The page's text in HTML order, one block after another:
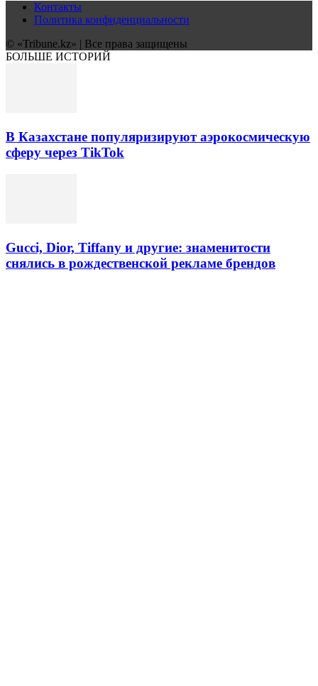
Контакты
Политика конфиденциальности
© «Tribune.kz» | Все права защищены
БОЛЬШЕ ИСТОРИЙ
В Казахстане популяризируют аэрокосмическую
сферу через TikTok
Gucci, Dior, Tiffany и другие: знаменитости
снялись в рождественской рекламе брендов